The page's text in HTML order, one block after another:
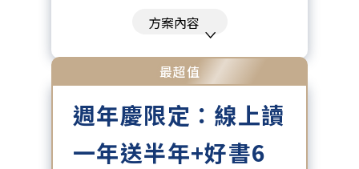
刊、特刊。​
每「季」一場訂戶專屬空中沙龍。
每月下載編輯整理精華知識包。
訂閱專屬電子報：國際、金融、科
技趨勢報。
方案內容
最超值
週年慶限定：線上讀
一年送半年+好書6